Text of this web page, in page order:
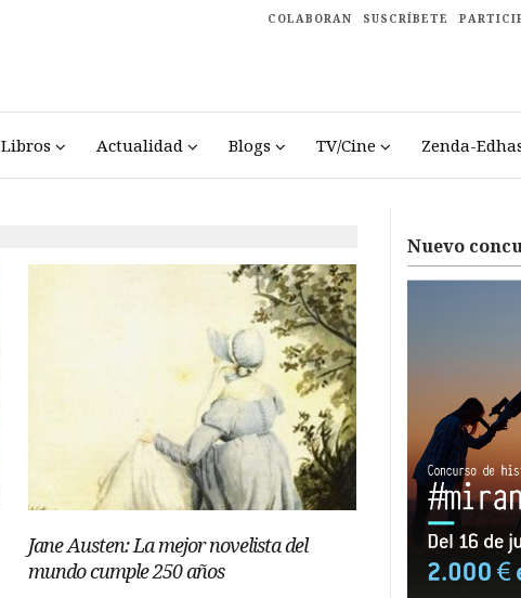
COLABORAN SUSCRÍBETE
Libros Actualidad Blogs TV/Cine Zenda-
Jane Austen: La mejor novelista del
mundo cumple 250 años
Nuevo